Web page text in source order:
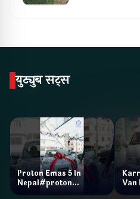
युट्युब सट्स
Proton Emas 5 In
Nepal#proton
Van